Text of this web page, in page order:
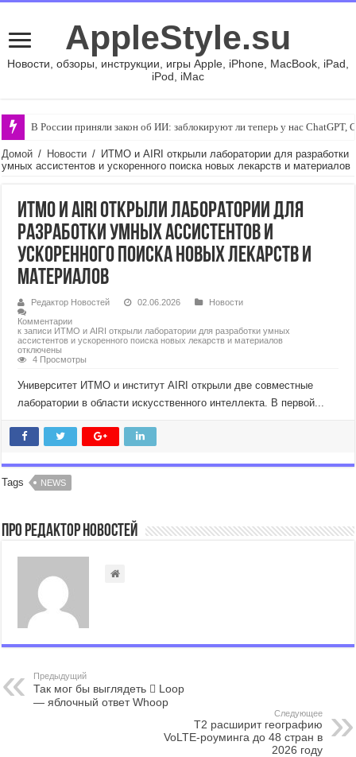
AppleStyle.su
Новости, обзоры, инструкции, игры Apple, iPhone, MacBook, iPad,
iPod, iMac
В России приняли закон об ИИ: заблокируют ли теперь у нас ChatGPT,
Домой / Новости / ИТМО и AIRI открыли лаборатории для разработки
умных ассистентов и ускоренного поиска новых лекарств и материалов
ИТМО и AIRI открыли лаборатории для
разработки умных ассистентов и
ускоренного поиска новых лекарств и
материалов
Редактор Новостей 02.06.2026
Новости
Комментарии
к записи ИТМО и AIRI открыли лаборатории для разработки умных
ассистентов и ускоренного поиска новых лекарств и материалов
отключены
4 Просмотры
Университет ИТМО и институт AIRI открыли две совместные
лаборатории в области искусственного интеллекта. В первой...
Tags NEWS
Про Редактор Новостей
Предыдущий
Так мог бы выглядеть  Loop
— яблочный ответ Whoop
Следующее
Т2 расширит географию
VoLTE-роуминга до 48 стран в
2026 году